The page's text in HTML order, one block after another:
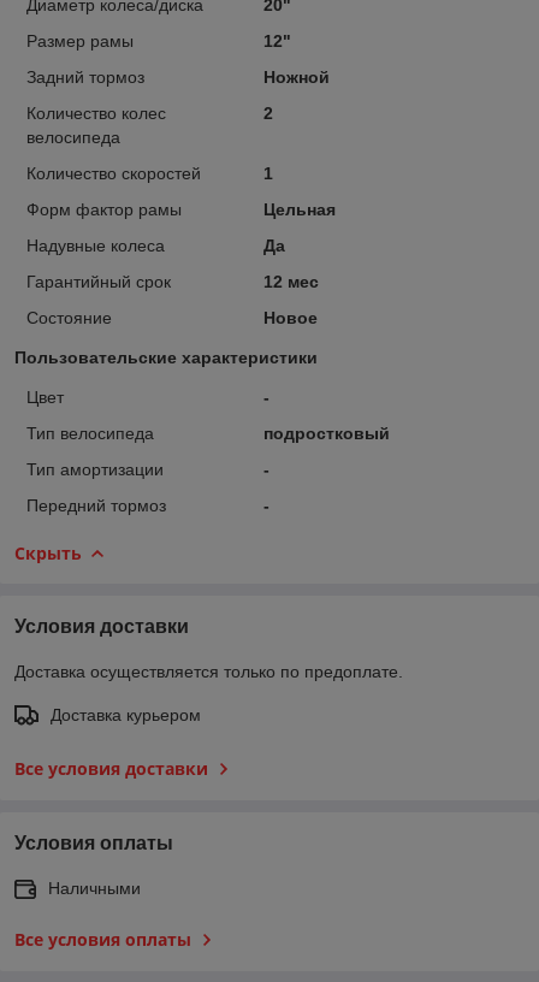
Диаметр колеса/диска
20"
Размер рамы
12"
Задний тормоз
Ножной
Количество колес
велосипеда
2
Количество скоростей
1
Форм фактор рамы
Цельная
Надувные колеса
Да
Гарантийный срок
12 мес
Состояние
Новое
Пользовательские характеристики
Цвет
-
Тип велосипеда
подростковый
Тип амортизации
-
Передний тормоз
-
Скрыть
Условия доставки
Доставка осуществляется только по предоплате.
Доставка курьером
Все условия доставки
Условия оплаты
Наличными
Все условия оплаты